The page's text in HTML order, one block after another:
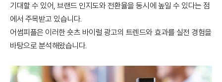
기대할 수 있어, 브랜드 인지도와 전환율을 동시에 높일 수 있다는 점
에서 주목받고 있습니다.
어썸피플은 이러한 숏츠 바이럴 광고의 트렌드와 효과를 실전 경험을
바탕으로 분석해왔습니다.